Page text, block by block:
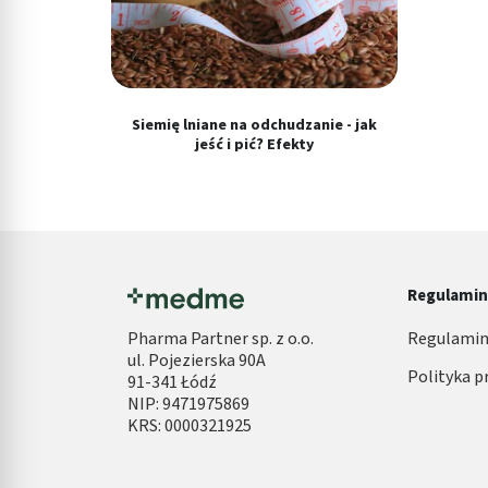
Siemię lniane na odchudzanie - jak
jeść i pić? Efekty
Pharma Partner sp. z o.o.
ul. Pojezierska 90A
91-341 Łódź
NIP: 9471975869
KRS: 0000321925
Polityka
Użycie dokładnych danych geolokalizacyjnych
Identyfikowanie urządzeń na podstawie aktywnie żądanych